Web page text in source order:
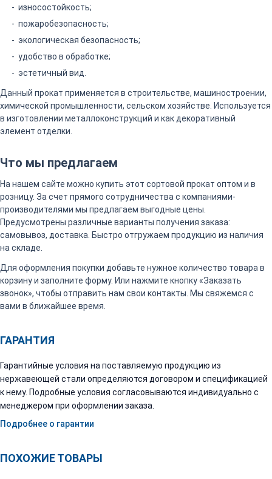
износостойкость;
пожаробезопасность;
экологическая безопасность;
удобство в обработке;
эстетичный вид.
Данный прокат применяется в строительстве, машиностроении,
химической промышленности, сельском хозяйстве. Используется
в изготовлении металлоконструкций и как декоративный
элемент отделки.
Что мы предлагаем
На нашем сайте можно купить этот сортовой прокат оптом и в
розницу. За счет прямого сотрудничества с компаниями-
производителями мы предлагаем выгодные цены.
Предусмотрены различные варианты получения заказа:
самовывоз, доставка. Быстро отгружаем продукцию из наличия
на складе.
Для оформления покупки добавьте нужное количество товара в
корзину и заполните форму. Или нажмите кнопку «Заказать
звонок», чтобы отправить нам свои контакты. Мы свяжемся с
вами в ближайшее время.
ГАРАНТИЯ
Гарантийные условия на поставляемую продукцию из
нержавеющей стали определяются договором и спецификацией
к нему. Подробные условия согласовываются индивидуально с
менеджером при оформлении заказа.
Подробнее о гарантии
ПОХОЖИЕ ТОВАРЫ